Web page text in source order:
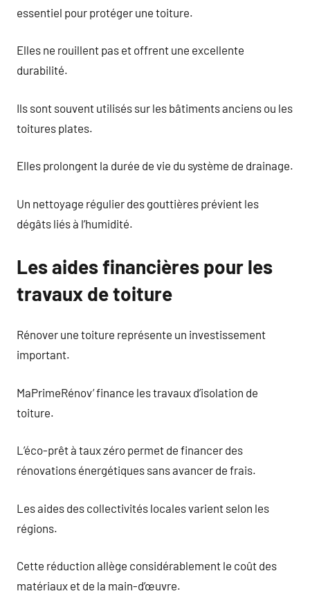
essentiel pour protéger une toiture.
Elles ne rouillent pas et offrent une excellente
durabilité.
Ils sont souvent utilisés sur les bâtiments anciens ou les
toitures plates.
Elles prolongent la durée de vie du système de drainage.
Un nettoyage régulier des gouttières prévient les
dégâts liés à l’humidité.
Les aides financières pour les
travaux de toiture
Rénover une toiture représente un investissement
important.
MaPrimeRénov’ finance les travaux d’isolation de
toiture.
L’éco-prêt à taux zéro permet de financer des
rénovations énergétiques sans avancer de frais.
Les aides des collectivités locales varient selon les
régions.
Cette réduction allège considérablement le coût des
matériaux et de la main-d’œuvre.